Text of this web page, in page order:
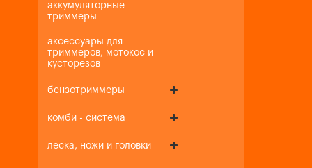
аккумуляторные
триммеры
аксессуары для
триммеров, мотокос и
кусторезов
бензотриммеры
комби - система
леска, ножи и головки